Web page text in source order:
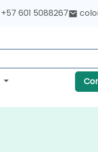
+57 601 5088267